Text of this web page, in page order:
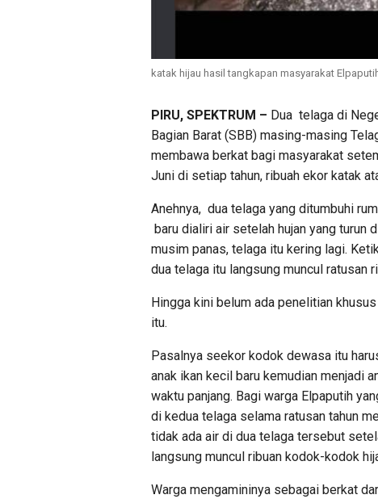
katak hijau hasil tangkapan masyarakat
PIRU, SPEKTRUM – Dua telaga di
Bagian Barat (SBB) masing-masing
membawa berkat bagi masyarakat
Juni di setiap tahun, ribuah ekor katak
Anehnya, dua telaga yang ditumbuhi
baru dialiri air setelah hujan yang turun
musim panas, telaga itu kering lagi.
dua telaga itu langsung muncul ratusan
Hingga kini belum ada penelitian
itu.
Pasalnya seekor kodok dewasa itu
anak ikan kecil baru kemudian menjadi
waktu panjang. Bagi warga Elpaputih
di kedua telaga selama ratusan tahun
tidak ada air di dua telaga tersebut
langsung muncul ribuan kodok-kodok
Warga mengamininya sebagai berkat